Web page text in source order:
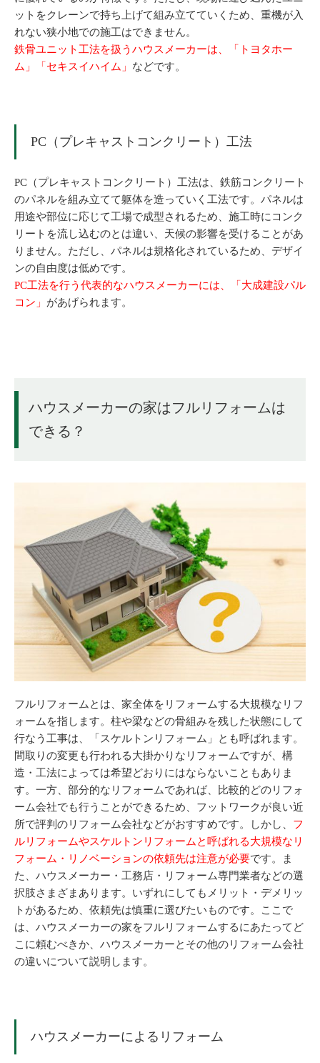
ットをクレーンで持ち上げて組み立てていくため、重機が入
れない狭小地での施工はできません。
鉄骨ユニット工法を扱うハウスメーカーは、「トヨタホー
ム」「セキスイハイム」 などです。
PC（プレキャストコンクリート）工法
PC（プレキャストコンクリート）工法は、鉄筋コンクリート
のパネルを組み立てて躯体を造っていく工法です。パネルは
用途や部位に応じて工場で成型されるため、施工時にコンク
リートを流し込むのとは違い、天候の影響を受けることがあ
りません。ただし、パネルは規格化されているため、デザイ
ンの自由度は低めです。
PC工法を行う代表的なハウスメーカーには、「大成建設パル
コン」 があげられます。
ハウスメーカーの家はフルリフォームは
できる？
フルリフォームとは、家全体をリフォームする大規模なリフ
ォームを指します。柱や梁などの骨組みを残した状態にして
行なう工事は、「スケルトンリフォーム」とも呼ばれます。
間取りの変更も行われる大掛かりなリフォームですが、構
造・工法によっては希望どおりにはならないこともありま
す。一方、部分的なリフォームであれば、比較的どのリフォ
ーム会社でも行うことができるため、フットワークが良い近
所で評判のリフォーム会社などがおすすめです。しかし、 フ
ルリフォームやスケルトンリフォームと呼ばれる大規模なリ
フォーム・リノベーションの依頼先は注意が必要です。ま
た、ハウスメーカー・工務店・リフォーム専門業者などの選
択肢さまざまあります。いずれにしてもメリット・デメリッ
トがあるため、依頼先は慎重に選びたいものです。ここで
は、ハウスメーカーの家をフルリフォームするにあたってど
こに頼むべきか、ハウスメーカーとその他のリフォーム会社
の違いについて説明します。
ハウスメーカーによるリフォーム